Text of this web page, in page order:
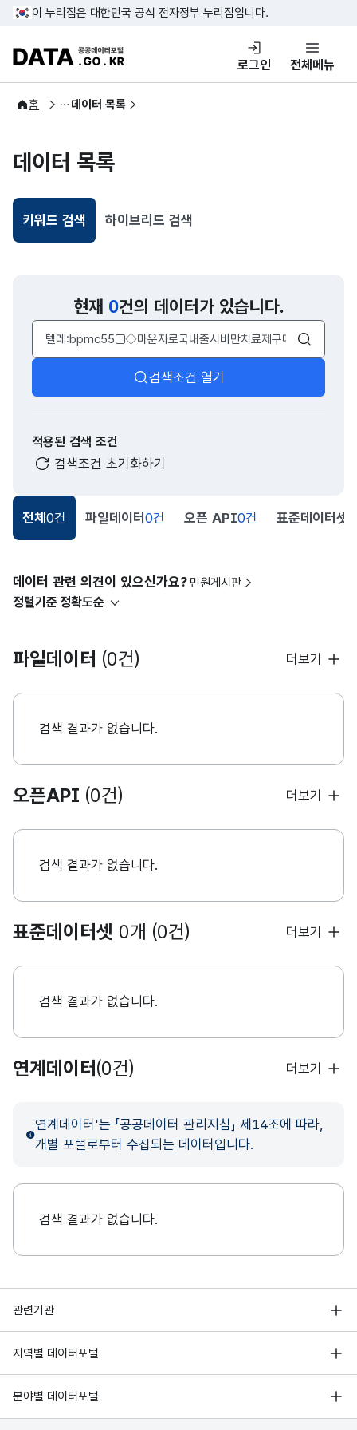
콘텐츠 바로가기
푸터 바로가기
이 누리집은 대한민국 공식 전자정부 누리집입니다.
DATA.GO.KR 공공데이터포털
로그인 전체메뉴
홈
공공데이터 데이터 목록
데이터 목록
키워드 검색
선택됨
하이브리드 검색
현재 0건의 데이터가 있습니다.
검색어 입력창
검색
검색조건 열기
적용된 검색 조건
검색조건 초기화하기
전체 0건 파일데이터 0건 오픈 API0건 표준데이터셋
데이터 관련 의견이 있으신가요? 민원게시판
정렬기준 정확도순
파일데이터 (0건) 더보기
검색 결과가 없습니다.
오픈API (0건) 더보기
검색 결과가 없습니다.
표준데이터셋 0개 (0건) 더보기
검색 결과가 없습니다.
연계데이터 (0건) 더보기
연계데이터'는 「공공데이터 관리지침」 제14조에 따라,
개별 포털로부터 수집되는 데이터입니다.
검색 결과가 없습니다.
관련기관
행정안전부
한국지능정보사회진흥원
국가정보자원관리원
지역별 데이터포털
서울 열린데이터광장
경기데이터드림
분야별 데이터포털
기상자료개방포털
국토교통부 공간정보오픈플랫폼